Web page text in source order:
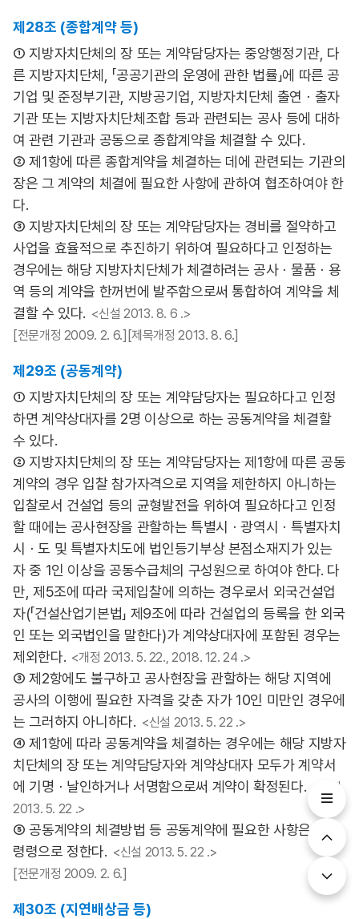
제28조 (종합계약 등)
① 지방자치단체의 장 또는 계약담당자는 중앙행정기관, 다
른 지방자치단체, 「공공기관의 운영에 관한 법률」에 따른 공
기업 및 준정부기관, 지방공기업, 지방자치단체 출연ㆍ출자
기관 또는 지방자치단체조합 등과 관련되는 공사 등에 대하
여 관련 기관과 공동으로 종합계약을 체결할 수 있다.
② 제1항에 따른 종합계약을 체결하는 데에 관련되는 기관의
장은 그 계약의 체결에 필요한 사항에 관하여 협조하여야 한
다.
③ 지방자치단체의 장 또는 계약담당자는 경비를 절약하고
사업을 효율적으로 추진하기 위하여 필요하다고 인정하는
경우에는 해당 지방자치단체가 체결하려는 공사ㆍ물품ㆍ용
역 등의 계약을 한꺼번에 발주함으로써 통합하여 계약을 체
결할 수 있다. <신설 2013. 8. 6 .>
[전문개정 2009. 2. 6.][제목개정 2013. 8. 6.]
제29조 (공동계약)
① 지방자치단체의 장 또는 계약담당자는 필요하다고 인정
하면 계약상대자를 2명 이상으로 하는 공동계약을 체결할
수 있다.
② 지방자치단체의 장 또는 계약담당자는 제1항에 따른 공동
계약의 경우 입찰 참가자격으로 지역을 제한하지 아니하는
입찰로서 건설업 등의 균형발전을 위하여 필요하다고 인정
할 때에는 공사현장을 관할하는 특별시ㆍ광역시ㆍ특별자치
시ㆍ도 및 특별자치도에 법인등기부상 본점소재지가 있는
자 중 1인 이상을 공동수급체의 구성원으로 하여야 한다. 다
만, 제5조에 따라 국제입찰에 의하는 경우로서 외국건설업
자(「건설산업기본법」 제9조에 따라 건설업의 등록을 한 외국
인 또는 외국법인을 말한다)가 계약상대자에 포함된 경우는
제외한다. <개정 2013. 5. 22., 2018. 12. 24 .>
③ 제2항에도 불구하고 공사현장을 관할하는 해당 지역에
공사의 이행에 필요한 자격을 갖춘 자가 10인 미만인 경우에
는 그러하지 아니하다. <신설 2013. 5. 22 .>
④ 제1항에 따라 공동계약을 체결하는 경우에는 해당 지방자
치단체의 장 또는 계약담당자와 계약상대자 모두가 계약서
에 기명ㆍ날인하거나 서명함으로써 계약이 확정된다.
<개정
2013. 5. 22 .>
⑤ 공동계약의 체결방법 등 공동계약에 필요한 사항은 대통
령령으로 정한다. <신설 2013. 5. 22 .>
[전문개정 2009. 2. 6.]
제30조 (지연배상금 등)